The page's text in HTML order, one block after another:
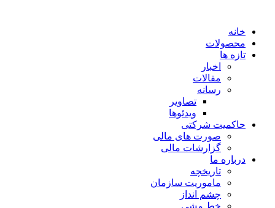
خانه
محصولات
تازه ها
اخبار
مقالات
رسانه
تصاویر
ویدئوها
حاکمیت شرکتی
صورت های مالی
گزارشات مالی
درباره ما
تاریخچه
ماموریت سازمان
چشم انداز
خط مشی